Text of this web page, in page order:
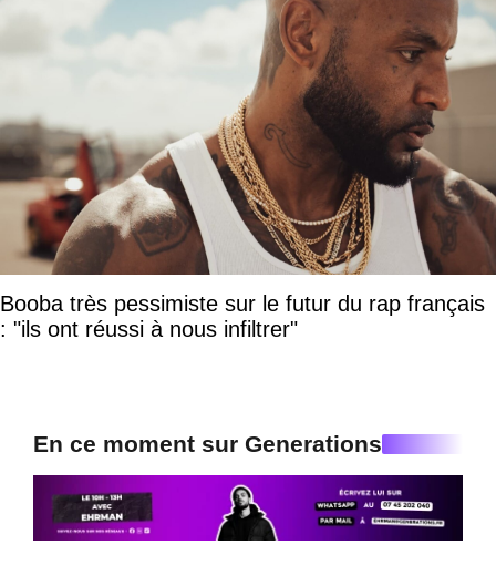
Booba très pessimiste sur le futur du rap français
: "ils ont réussi à nous infiltrer"
En ce moment sur Generations